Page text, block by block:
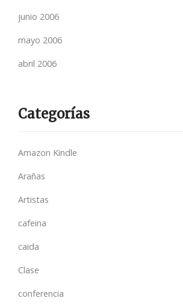
junio 2006
mayo 2006
abril 2006
Categorías
Amazon Kindle
Arañas
Artistas
cafeina
caida
Clase
conferencia